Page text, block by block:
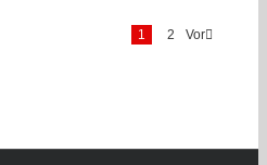
1 2 Vor